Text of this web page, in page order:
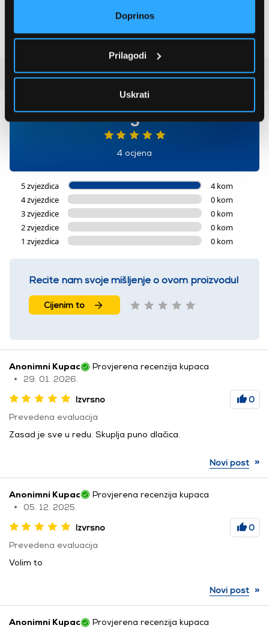
Doprinos
Prilagodi
Uskrati
Recenzije kupaca(4)
5
4 ocjena
5 zvjezdica
4 kom
4 zvjezdice
0 kom
3 zvjezdice
0 kom
2 zvjezdice
0 kom
1 zvjezdica
0 kom
Recite nam svoje mišljenje o ovom proizvodu!
Cijenim to
Anonimni Kupac
Provjerena recenzija kupaca
29. 01. 2026.
Izvrsno
0
Prevedena evaluacija
Zasad je sve u redu. Skuplja puno dlačica.
Novi post »
Anonimni Kupac
Provjerena recenzija kupaca
05. 12. 2025.
Izvrsno
0
Prevedena evaluacija
Volim to
Novi post »
Anonimni Kupac
Provjerena recenzija kupaca